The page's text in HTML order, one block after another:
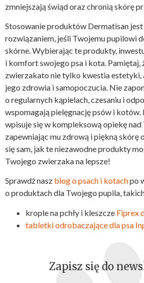
zmniejszają świąd oraz chronią skórę
Stosowanie produktów Dermatisan
rozwiązaniem, jeśli Twojemu pupilowi
skórne. Wybierając te produkty,
i komfort swojego psa i kota. Pamiętaj,
zwierzakato nie tylko kwestia estetyki,
jego zdrowia i samopoczucia. Nie
o regularnych kąpielach, czesaniu i
wspomagają pielęgnację psów i kotów.
wpisuje się w kompleksową opiekę
zapewniając mu zdrową i piękną skórę
się sam, jak te niezawodne produkty
Twojego zwierzaka na lepsze!
Sprawdź nasz blog o psach i kotachpo
o produktach dla Twojego pupila,
krople na pchły i kleszcze Fiprex
tabletki odrobaczające dla psa
Zapisz się do